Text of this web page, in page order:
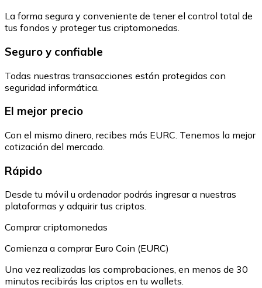
La forma segura y conveniente de tener el control total de
tus fondos y proteger tus criptomonedas.
Seguro y confiable
Todas nuestras transacciones están protegidas con
seguridad informática.
El mejor precio
Con el mismo dinero, recibes más EURC. Tenemos la mejor
cotización del mercado.
Rápido
Desde tu móvil u ordenador podrás ingresar a nuestras
plataformas y adquirir tus criptos.
Comprar criptomonedas
Comienza a comprar Euro Coin (EURC)
Una vez realizadas las comprobaciones, en menos de 30
minutos recibirás las criptos en tu wallets.